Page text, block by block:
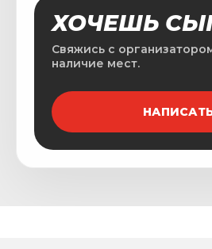
ХОЧЕШЬ
Свяжись с
наличие мест.